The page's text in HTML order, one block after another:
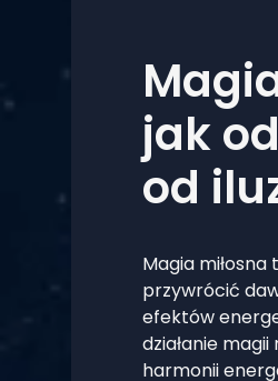
jak
od
Magia
przywrócić
efektów
działanie
harmonii